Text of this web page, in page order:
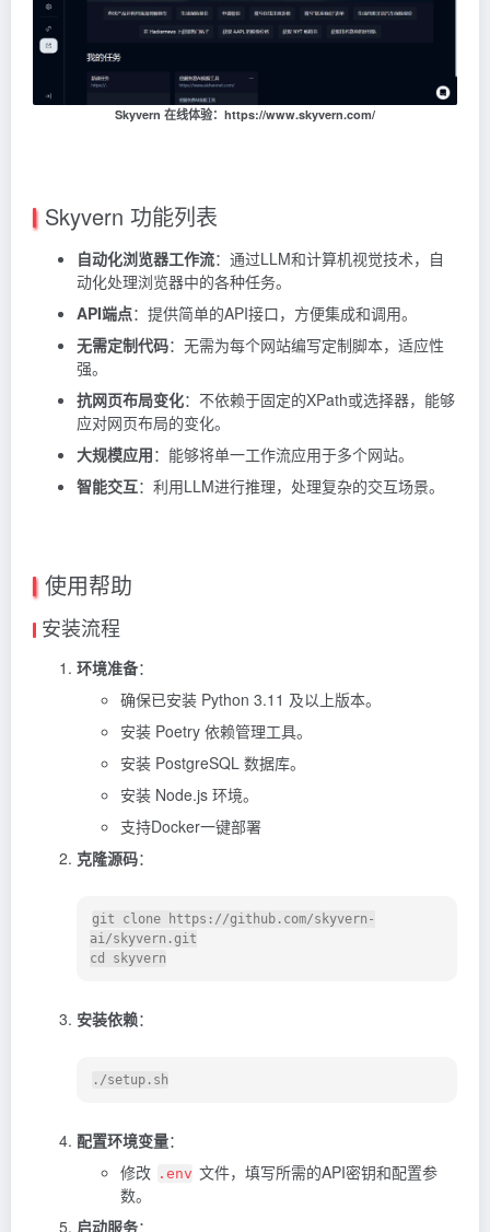
Skyvern 在线体验：https://www.skyvern.com/
Skyvern 功能列表
自动化浏览器工作流：通过LLM和计算机视觉技术，自
动化处理浏览器中的各种任务。
API端点：提供简单的API接口，方便集成和调用。
无需定制代码：无需为每个网站编写定制脚本，适应性
强。
抗网页布局变化：不依赖于固定的XPath或选择器，能够
应对网页布局的变化。
大规模应用：能够将单一工作流应用于多个网站。
智能交互：利用LLM进行推理，处理复杂的交互场景。
使用帮助
安装流程
环境准备：
确保已安装 Python 3.11 及以上版本。
安装 Poetry 依赖管理工具。
安装 PostgreSQL 数据库。
安装 Node.js 环境。
支持Docker一键部署
克隆源码：
git clone https://github.com/skyvern-
ai/skyvern.git
安装依赖：
配置环境变量：
修改 .env 文件，填写所需的API密钥和配置参
数。
启动服务：